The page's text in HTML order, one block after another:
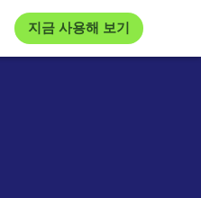
지금 사용해 보기